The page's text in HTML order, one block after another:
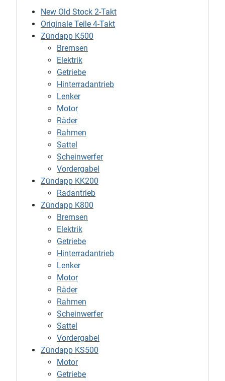
New Old Stock 2-Takt
Originale Teile 4-Takt
Zündapp K500
Bremsen
Elektrik
Getriebe
Hinterradantrieb
Lenker
Motor
Räder
Rahmen
Sattel
Scheinwerfer
Vordergabel
Zündapp KK200
Radantrieb
Zündapp K800
Bremsen
Elektrik
Getriebe
Hinterradantrieb
Lenker
Motor
Räder
Rahmen
Scheinwerfer
Sattel
Vordergabel
Zündapp KS500
Motor
Getriebe